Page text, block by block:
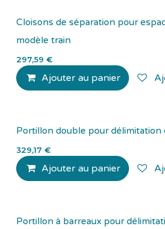
Cloisons de séparation pour
modèle train
297,59 €
Ajouter au panier
Portillon double pour délimitation
329,17 €
Ajouter au panier
Portillon à barreaux pour